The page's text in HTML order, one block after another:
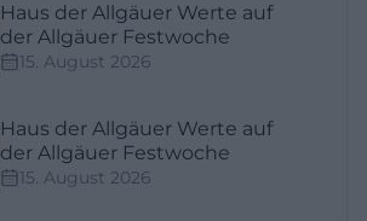
Haus der Allgäuer Werte auf
der Allgäuer Festwoche
15. August 2026
Haus der Allgäuer Werte auf
der Allgäuer Festwoche
15. August 2026